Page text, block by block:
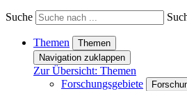
Suche
Themen
Themen
Navigation zuklappen
Zur Übersicht: Themen
Forschungsgebiete